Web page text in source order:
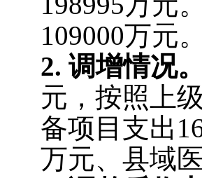
109000万元。
2. 调增情况。
元，按照上
备项目支出
万元、县域